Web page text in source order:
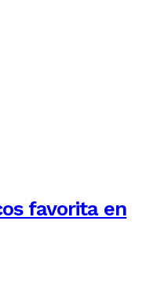
favorita en